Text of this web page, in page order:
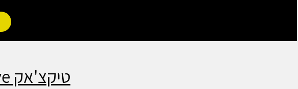
טיקצ'אק Live - כל התרבות בישראל